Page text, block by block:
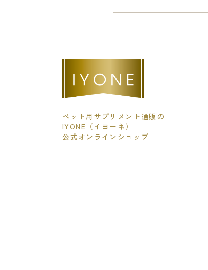
ペット用サプリメント通販の
IYONE（イヨーネ）
公式オンラインショップ